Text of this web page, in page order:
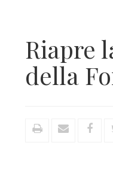
Riapre
della